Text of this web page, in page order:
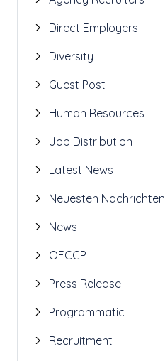
Direct Employers
Diversity
Guest Post
Human Resources
Job Distribution
Latest News
Neuesten Nachrichten
News
OFCCP
Press Release
Programmatic
Recruitment